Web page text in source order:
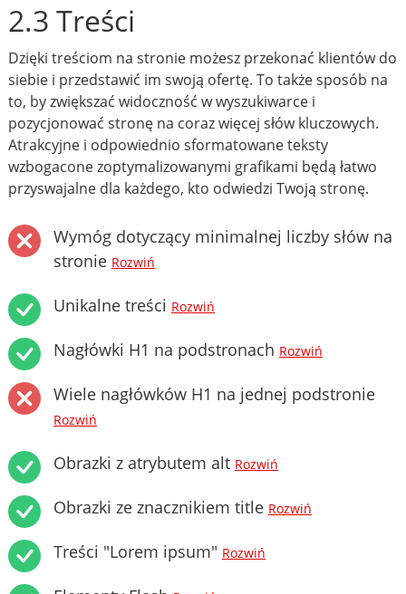
2.3 Treści
Dzięki treściom na stronie możesz przekonać klientów do
siebie i przedstawić im swoją ofertę. To także sposób na
to, by zwiększać widoczność w wyszukiwarce i
pozycjonować stronę na coraz więcej słów kluczowych.
Atrakcyjne i odpowiednio sformatowane teksty
wzbogacone zoptymalizowanymi grafikami będą łatwo
przyswajalne dla każdego, kto odwiedzi Twoją stronę.
Wymóg dotyczący minimalnej liczby słów na
stronie Rozwiń
Unikalne treści Rozwiń
Nagłówki H1 na podstronach Rozwiń
Wiele nagłówków H1 na jednej podstronie
Rozwiń
Obrazki z atrybutem alt Rozwiń
Obrazki ze znacznikiem title Rozwiń
Treści "Lorem ipsum" Rozwiń